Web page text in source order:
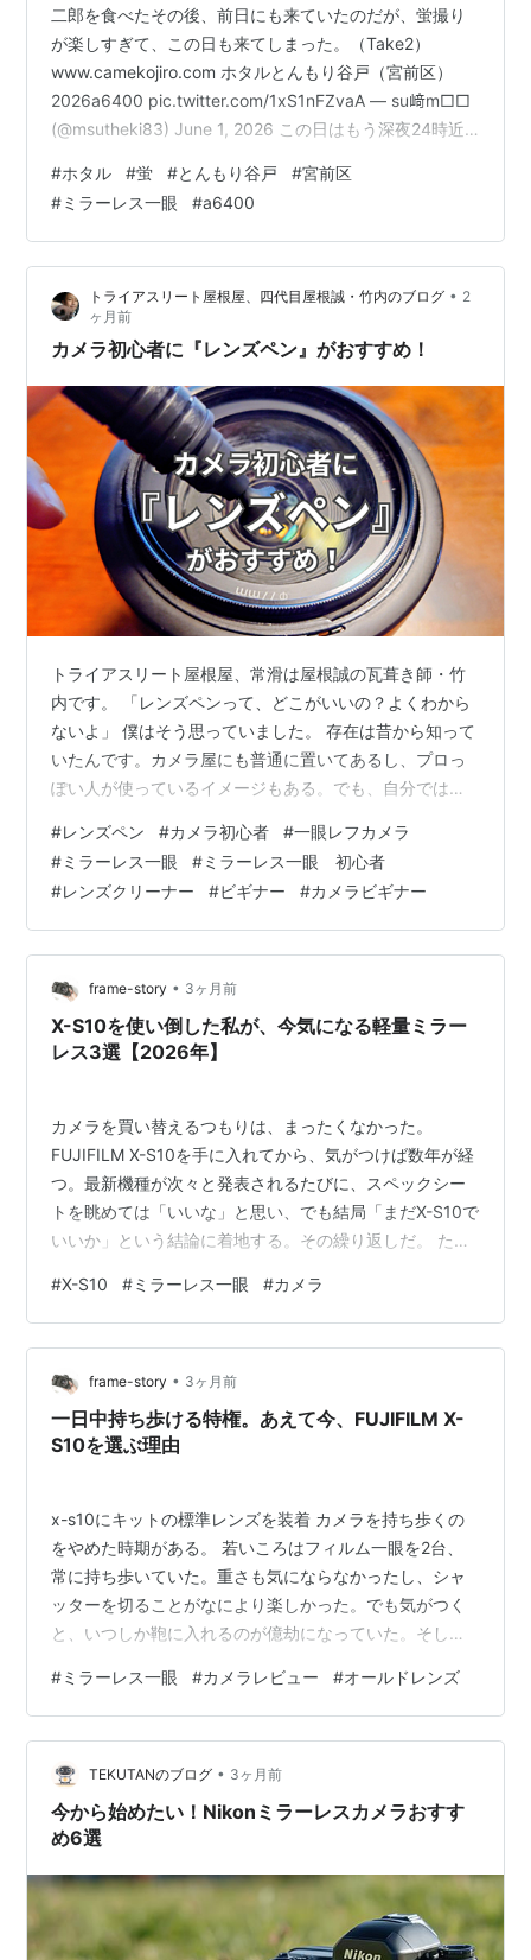
二郎を食べたその後、前日にも来ていたのだが、蛍撮り
が楽しすぎて、この日も来てしまった。（Take2）
www.camekojiro.com ホタルとんもり谷戸（宮前区）
2026a6400 pic.twitter.com/1xS1nFZvaA — su﨑m□□
(@msutheki83) June 1, 2026 この日はもう深夜24時近
かって、シーズンや土日など人が多くなると、必然的に
マナーの悪い人が出てきたりうるさくなったりで、趣が
激減して萎えるので、ピーク時間ではないかもしれない
が、それでも人がいない方が遥かに良い雰囲気。 かなり
飛んでい…
#ホタル #蛍 #とんもり谷戸 #宮前区
#ミラーレス一眼 #a6400
トライアスリート屋根屋、四代目屋根誠・竹内のブログ • 2
ヶ月前
カメラ初心者に『レンズペン』がおすすめ！
トライアスリート屋根屋、常滑は屋根誠の瓦葺き師・竹
内です。 「レンズペンって、どこがいいの？よくわから
ないよ」 僕はそう思っていました。 存在は昔から知って
いたんです。カメラ屋にも普通に置いてあるし、プロっ
ぽい人が使っているイメージもある。でも、自分では使
拭けば十分でしょ」そんな感覚だったんですよね。 でも
実際に使ってみたら、思っていた以上に便利でした。 今
回は、カメラビギナーの人に向けて、「レンズペンって
何がいいの？」「どう使うの？」という話を書いてみま
す。とか言って、僕もビギナーですけどねw 液体レンズ
クリーナーの跡問題 レンズペンって何…
#レンズペン #カメラ初心者 #一眼レフカメラ
#ミラーレス一眼 #ミラーレス一眼 初心者
#レンズクリーナー #ビギナー #カメラビギナー
frame-story • 3ヶ月前
X-S10を使い倒した私が、今気になる軽量ミラー
レス3選【2026年】
カメラを買い替えるつもりは、まったくなかった。
FUJIFILM X-S10を手に入れてから、気がつけば数年が経
つ。最新機種が次々と発表されるたびに、スペックシー
トを眺めては「いいな」と思い、でも結局「まだX-S10で
いいか」という結論に着地する。その繰り返しだ。 た
メラの背面液晶に表示された、飛行する猛禽類の頭部に
緑色のフォーカス枠（被写体認識AF）がピントを合わせ
ている画面 日常のスナップや風景なら問題ない。しかし
動き回る子供を追うとき、飛んでいる鳥を狙うとき——
X-S10のAFは、正直に言って「惜しい」と感じる場面が
出てくる。この一点…
#X-S10 #ミラーレス一眼 #カメラ
frame-story • 3ヶ月前
一日中持ち歩ける特権。あえて今、FUJIFILM X-
S10を選ぶ理由
x-s10にキットの標準レンズを装着 カメラを持ち歩くの
をやめた時期がある。 若いころはフィルム一眼を2台、
常に持ち歩いていた。重さも気にならなかったし、シャ
ッターを切ることがなにより楽しかった。でも気がつく
と、いつしか鞄に入れるのが億劫になっていた。そして
質が向上してくると、「もうスマホで十分」と自分に言
い聞かせていた。 それは「カメラが好き」という気持ち
が薄れたのではなく、ただ重さに負けていたということ
だ。 でも、撮り続けるうちに気づいてしまった。きれい
には撮れている。でも、薄い。光の奥行きがない。空気
感がない。自分が「見た」世界と、画面の…
#ミラーレス一眼 #カメラレビュー #オールドレンズ
TEKUTANのブログ • 3ヶ月前
今から始めたい！Nikonミラーレスカメラおすす
め6選